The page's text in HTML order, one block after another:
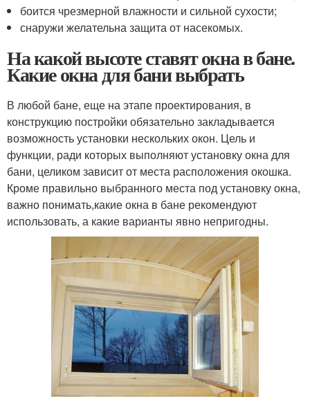
боится чрезмерной влажности и сильной сухости;
снаружи желательна защита от насекомых.
На какой высоте ставят окна в бане.
Какие окна для бани выбрать
В любой бане, еще на этапе проектирования, в
конструкцию постройки обязательно закладывается
возможность установки нескольких окон. Цель и
функции, ради которых выполняют установку окна для
бани, целиком зависит от места расположения окошка.
Кроме правильно выбранного места под установку окна,
важно понимать,какие окна в бане рекомендуют
использовать, а какие варианты явно непригодны.